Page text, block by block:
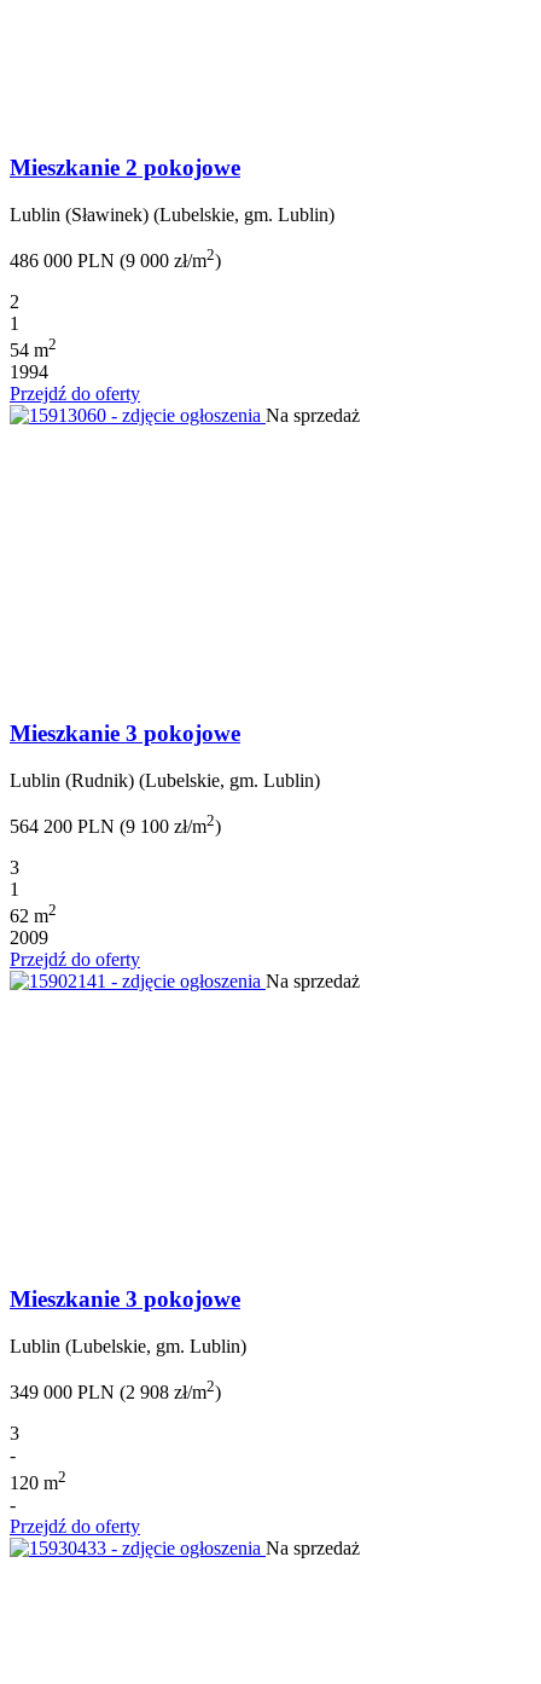
Mieszkanie 2 pokojowe
Lublin (Sławinek) (Lubelskie, gm. Lublin)
486 000 PLN (9 000 zł/m2)
2
1
54 m2
1994
Przejdź do oferty
Na sprzedaż
Mieszkanie 3 pokojowe
Lublin (Rudnik) (Lubelskie, gm. Lublin)
564 200 PLN (9 100 zł/m2)
3
1
62 m2
2009
Przejdź do oferty
Na sprzedaż
Mieszkanie 3 pokojowe
Lublin (Lubelskie, gm. Lublin)
349 000 PLN (2 908 zł/m2)
3
-
120 m2
-
Przejdź do oferty
Na sprzedaż